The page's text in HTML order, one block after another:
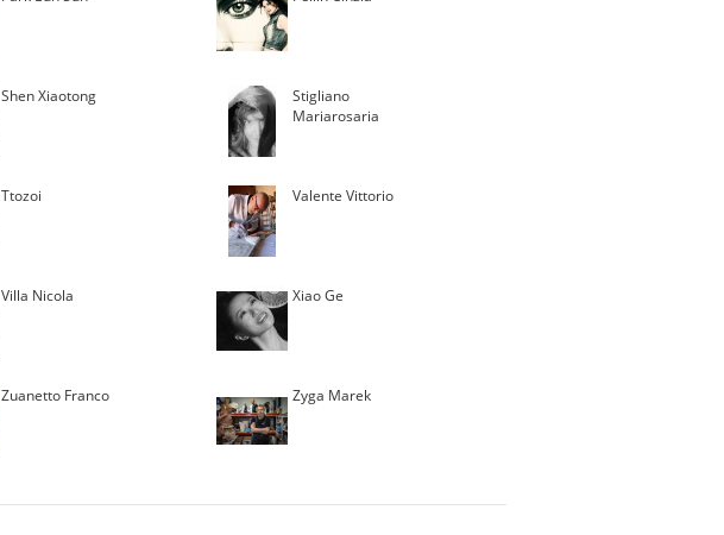
Shen Xiaotong
Stigliano
Mariarosaria
Ttozoi Valente Vittorio
Villa Nicola Xiao Ge
Zuanetto Franco Zyga Marek